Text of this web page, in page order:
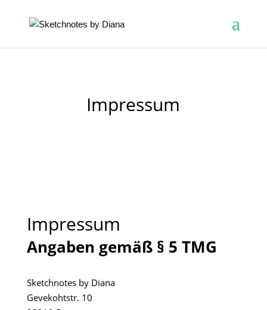
Impressum
Impressum
Angaben gemäß § 5 TMG
Sketchnotes by Diana
Gevekohtstr. 10